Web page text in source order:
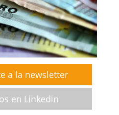
a la newsletter
en Linkedin